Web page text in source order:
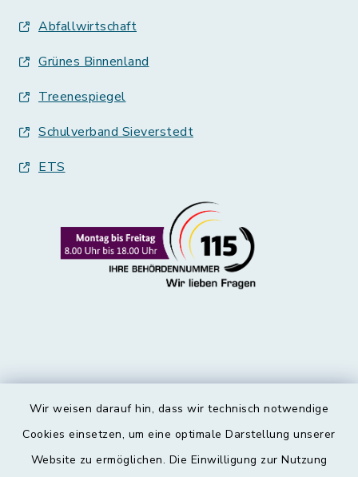
Wir weisen darauf hin, dass wir technisch notwendige
Cookies einsetzen, um eine optimale Darstellung unserer
Website zu ermöglichen. Die Einwilligung zur Nutzung
Abfallwirtschaft
Grünes Binnenland
Treenespiegel
Schulverband Sieverstedt
ETS
Kontakt